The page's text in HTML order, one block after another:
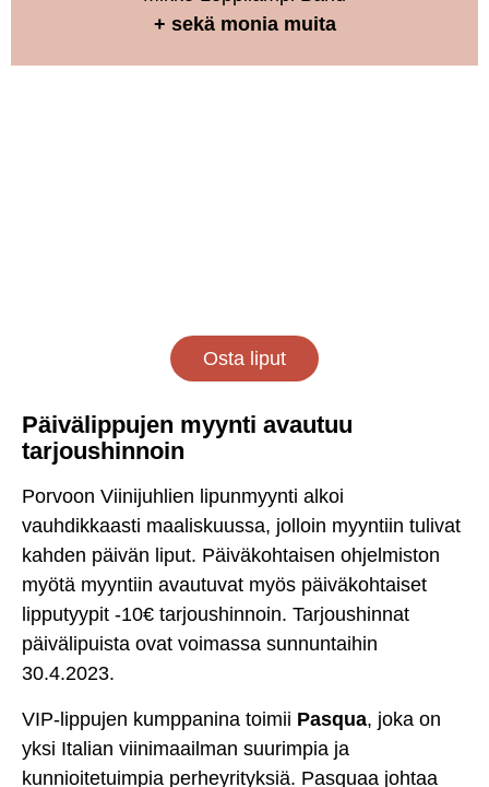
+ sekä monia muita
Osta liput
Päivälippujen myynti avautuu
tarjoushinnoin
Porvoon Viinijuhlien lipunmyynti alkoi
vauhdikkaasti maaliskuussa, jolloin myyntiin tulivat
kahden päivän liput. Päiväkohtaisen ohjelmiston
myötä myyntiin avautuvat myös päiväkohtaiset
lipputyypit -10€ tarjoushinnoin. Tarjoushinnat
päivälipuista ovat voimassa sunnuntaihin
30.4.2023.
VIP-lippujen kumppanina toimii Pasqua, joka on
yksi Italian viinimaailman suurimpia ja
kunnioitetuimpia perheyrityksiä. Pasquaa johtaa